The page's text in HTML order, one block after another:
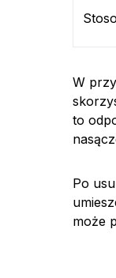
W
to
Po
może